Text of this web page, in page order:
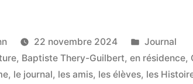
et
contourne
22 novembre 2024
Publié
dans
Journal
, Baptiste Thery-Guilbert,en résidence,
, le journal, les amis, les élèves, les